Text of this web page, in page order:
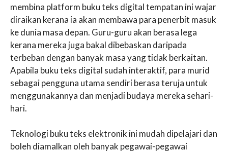
membina platform buku teks digital tempatan ini wajar
diraikan kerana ia akan membawa para penerbit masuk
ke dunia masa depan. Guru-guru akan berasa lega
kerana mereka juga bakal dibebaskan daripada
terbeban dengan banyak masa yang tidak berkaitan.
Apabila buku teks digital sudah interaktif, para murid
sebagai pengguna utama sendiri berasa teruja untuk
menggunakannya dan menjadi budaya mereka sehari-
hari.
Teknologi buku teks elektronik ini mudah dipelajari dan
boleh diamalkan oleh banyak pegawai-pegawai